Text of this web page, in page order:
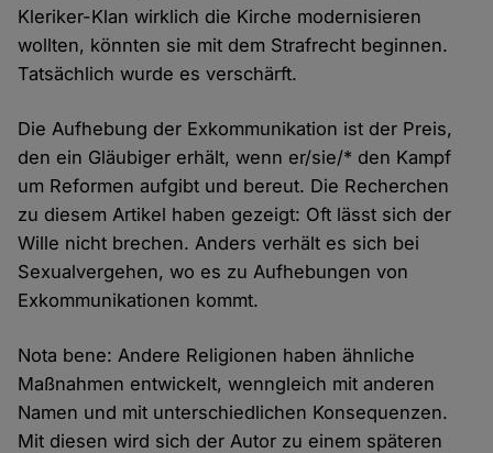
Kleriker-Klan wirklich die Kirche modernisieren
wollten, könnten sie mit dem Strafrecht beginnen.
Tatsächlich wurde es verschärft.
Die Aufhebung der Exkommunikation ist der Preis,
den ein Gläubiger erhält, wenn er/sie/* den Kampf
um Reformen aufgibt und bereut. Die Recherchen
zu diesem Artikel haben gezeigt: Oft lässt sich der
Wille nicht brechen. Anders verhält es sich bei
Sexualvergehen, wo es zu Aufhebungen von
Exkommunikationen kommt.
Nota bene: Andere Religionen haben ähnliche
Maßnahmen entwickelt, wenngleich mit anderen
Namen und mit unterschiedlichen Konsequenzen.
Mit diesen wird sich der Autor zu einem späteren